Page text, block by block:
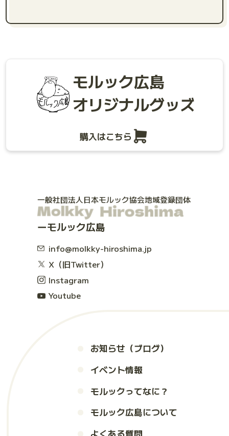
モルック広島
オリジナルグッズ
購入はこちら
一般社団法人日本モルック協会地域登録団体
モルック広島
info@molkky-hiroshima.jp
X（旧Twitter）
Instagram
Youtube
お知らせ（ブログ）
イベント情報
モルックってなに？
モルック広島について